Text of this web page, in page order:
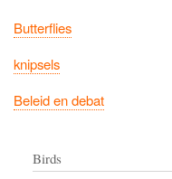
Butterflies
knipsels
Beleid en debat
Birds